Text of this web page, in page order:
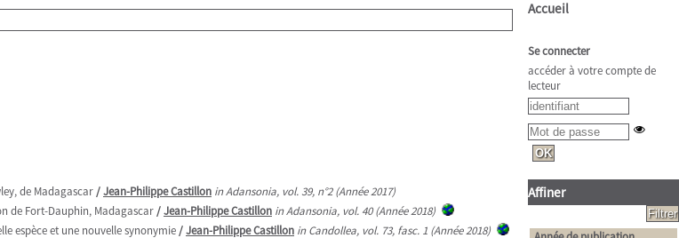
de Madagascar/Jean-Philippe Castillon in Adansonia, vol. 39, n°2 (Année 2017)
de Fort-Dauphin, Madagascar/Jean-Philippe Castillon in Adansonia, vol. 40 (Année 2018)
espèce et une nouvelle synonymie/Jean-Philippe Castillon in Candollea, vol. 73, fasc. 1 (Année 2018)
Accueil
Se connecter
accéder à votre compte de
lecteur
Affiner